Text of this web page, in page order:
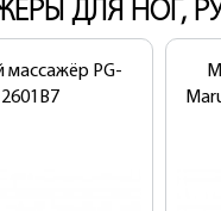
ДЛЯ НОГ,
массажёр PG-
2601B7